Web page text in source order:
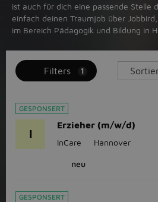
ist auch für dich eine passende Stelle
einfach deinen Traumjob über
im Bereich Pädagogik und Bildung in
Filters 1
GESPONSERT
I
Erzieher (m/w/d)
InCare Hannover
neu
GESPONSERT